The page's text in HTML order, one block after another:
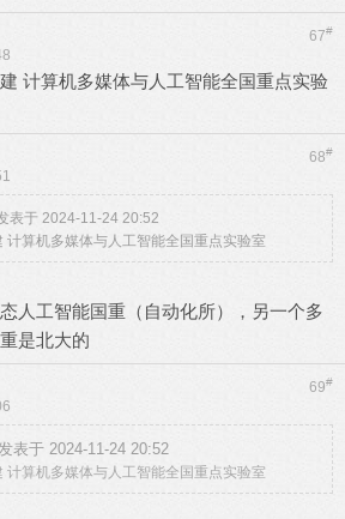
67#
计算机多媒体与人工智能全国重点实验
68#
表于 2024-11-24 20:52
计算机多媒体与人工智能全国重点实验室
人工智能国重（自动化所），另一个多
是北大的
69#
表于 2024-11-24 20:52
计算机多媒体与人工智能全国重点实验室